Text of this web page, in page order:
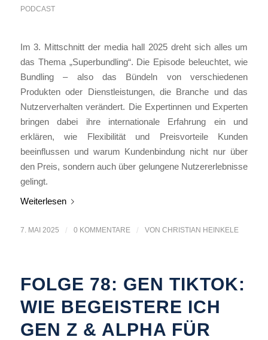
PODCAST
Im 3. Mittschnitt der media hall 2025 dreht sich alles um
das Thema „Superbundling“. Die Episode beleuchtet, wie
Bundling – also das Bündeln von verschiedenen
Produkten oder Dienstleistungen, die Branche und das
Nutzerverhalten verändert. Die Expertinnen und Experten
bringen dabei ihre internationale Erfahrung ein und
erklären, wie Flexibilität und Preisvorteile Kunden
beeinflussen und warum Kundenbindung nicht nur über
den Preis, sondern auch über gelungene Nutzererlebnisse
gelingt.
Weiterlesen
7. MAI 2025 / 0 KOMMENTARE / VON CHRISTIAN HEINKELE
FOLGE 78: GEN TIKTOK:
WIE BEGEISTERE ICH
GEN Z & ALPHA FÜR